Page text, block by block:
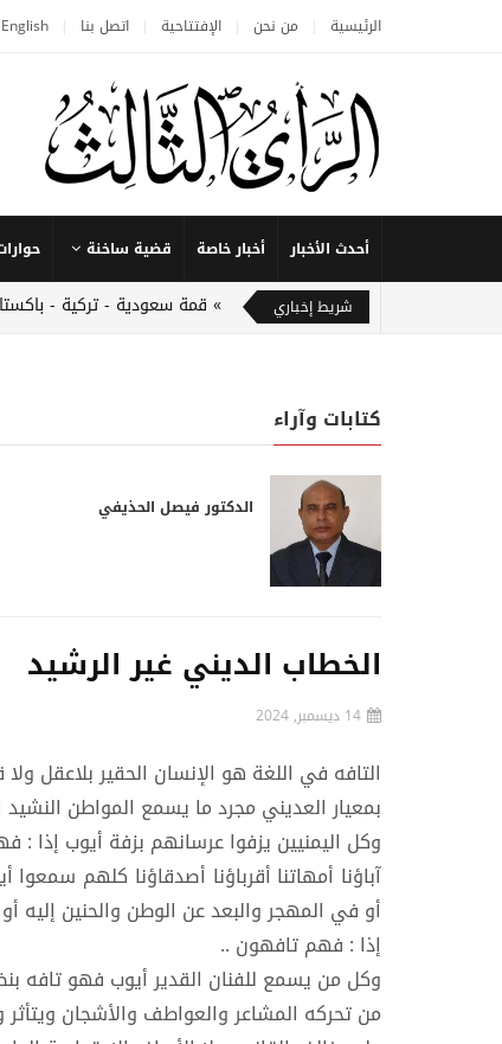
الرئيسية من نحن الإفتتاحية اتصل بنا English
أحدث الأخبار أخبار خاصة قضية ساخنة
شريط إخباري قمة سعودية - تركية -
كتابات وآراء
الدكتور فيصل الحذيفي
الخطاب الديني غير الرشيد
14 ديسمبر, 2024
التافه في اللغة هو الإنسان الحقير بلاعقل
بمعيار العديني مجرد ما يسمع المواطن
وكل اليمنيين يزفوا عرسانهم بزفة أيوب إذا :
آباؤنا أمهاتنا أقرباؤنا أصدقاؤنا كلهم
أو في المهجر والبعد عن الوطن والحنين إليه
إذا : فهم تافهون ..
وكل من يسمع للفنان القدير أيوب فهو تافه
من تحركه المشاعر والعواطف والأشجان